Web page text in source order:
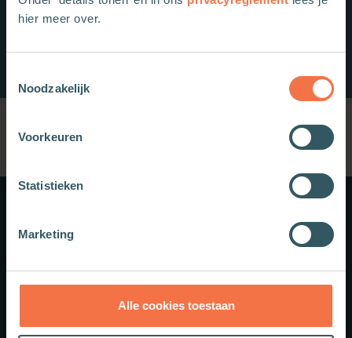
hier meer over.
Noodzakelijk
Voorkeuren
Statistieken
Marketing
Alle cookies toestaan